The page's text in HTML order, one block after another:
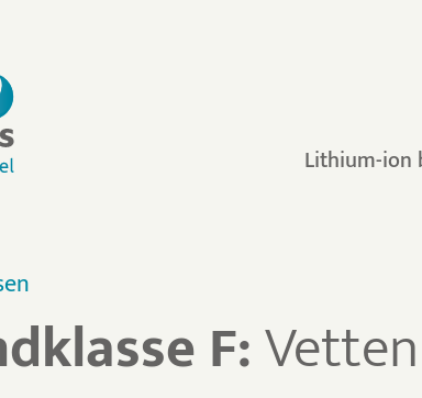
Lithium-ion
F:Vetten